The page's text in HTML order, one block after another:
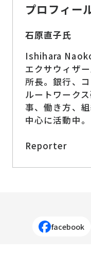
プロフィー
石原直子氏
Ishihara
エクサウィザ
所長。銀行、
ルートワーク
事、働き方、
中心に活動中。
Reporter
facebook